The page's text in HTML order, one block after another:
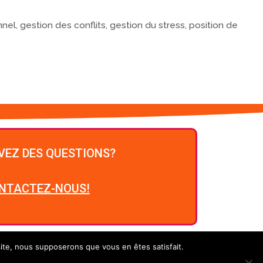
,gestion des conflits,gestion du stress,position de
DES QUESTIONS?
NOUS!
nous supposerons que vous en êtes satisfait.